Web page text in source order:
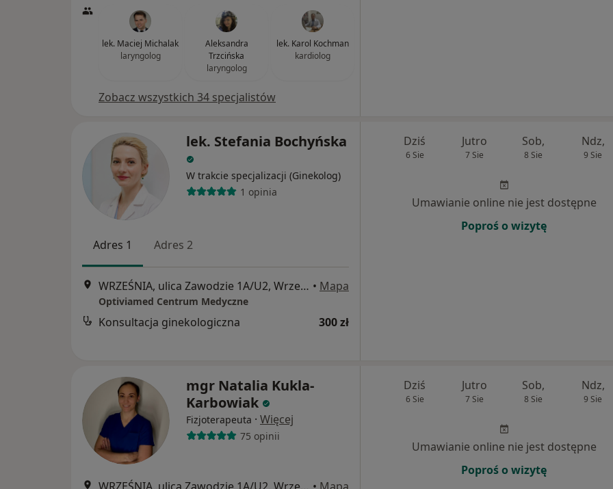
lek. Maciej Michalak
laryngolog
Aleksandra
Trzcińska
laryngolog
lek. Karol Kochman
kardiolog
Zobacz wszystkich 34 specjalistów
lek. Stefania Bochyńska
W trakcie specjalizacji (Ginekolog)
1 opinia
Adres 1 Adres 2
WRZEŚNIA, ulica Zawodzie 1A/U2, Września • Mapa
Optiviamed Centrum Medyczne
Konsultacja ginekologiczna 300 zł
Dziś
6 Sie
Jutro
7 Sie
Sob,
8 Sie
Ndz,
9 Sie
Umawianie online nie jest dostępne
Poproś o wizytę
mgr Natalia Kukla-
Karbowiak
Fizjoterapeuta · Więcej
75 opinii
Dziś
6 Sie
Jutro
7 Sie
Sob,
8 Sie
Ndz,
9 Sie
Umawianie online nie jest dostępne
Poproś o wizytę